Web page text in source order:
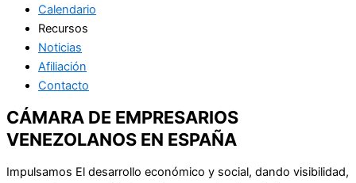
Calendario
Recursos
Noticias
Afiliación
Contacto
CÁMARA DE EMPRESARIOS
VENEZOLANOS EN ESPAÑA
Impulsamos El desarrollo económico y social, dando visibilidad,